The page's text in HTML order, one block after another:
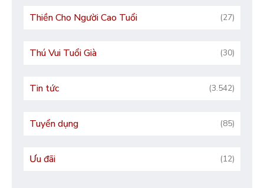
Thiền Cho Người Cao Tuổi (27)
Thú Vui Tuổi Già (30)
Tin tức (3.542)
Tuyển dụng (85)
Ưu đãi (12)